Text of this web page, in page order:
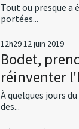
Tout ou presque a
portées...
12h2912juin 2019
Bodet,
réinventer
À quelques jours
des...